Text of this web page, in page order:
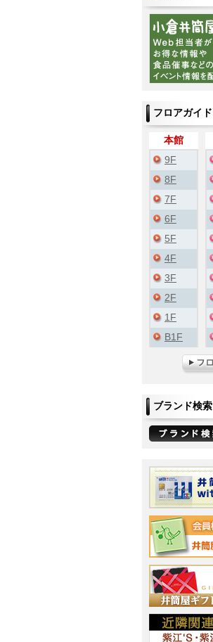
フロアガイド
本館
9F
8F
7F
6F
5F
4F
3F
2F
1F
B1F
ブランド検索